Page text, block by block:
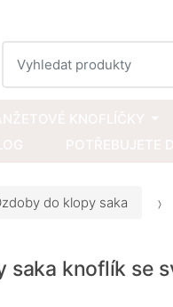
do klopy saka
saka knoflík se